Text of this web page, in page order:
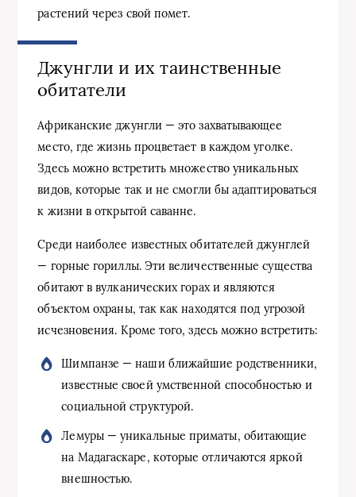
растений через свой помет.
Джунгли и их таинственные
обитатели
Африканские джунгли — это захватывающее
место, где жизнь процветает в каждом уголке.
Здесь можно встретить множество уникальных
видов, которые так и не смогли бы адаптироваться
к жизни в открытой саванне.
Среди наиболее известных обитателей джунглей
— горные гориллы. Эти величественные существа
обитают в вулканических горах и являются
объектом охраны, так как находятся под угрозой
исчезновения. Кроме того, здесь можно встретить:
Шимпанзе — наши ближайшие родственники,
известные своей умственной способностью и
социальной структурой.
Лемуры — уникальные приматы, обитающие
на Мадагаскаре, которые отличаются яркой
внешностью.